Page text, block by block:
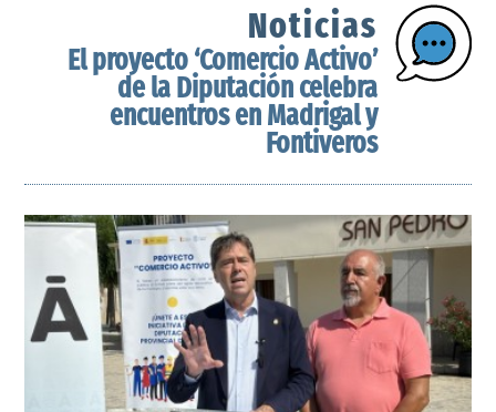
Noticias
El proyecto ‘Comercio Activo’
de la Diputación celebra
encuentros en Madrigal y
Fontiveros